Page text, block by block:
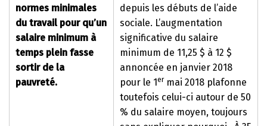
normes minimales
du travail pour qu’un
salaire minimum à
temps plein fasse
sortir de la
pauvreté.
depuis les débuts de l’aide
sociale. L’augmentation
significative du salaire
minimum de 11,25 $ à 12 $
annoncée en janvier 2018
pour le 1 er mai 2018 plafonne
toutefois celui-ci autour de 50
% du salaire moyen, toujours